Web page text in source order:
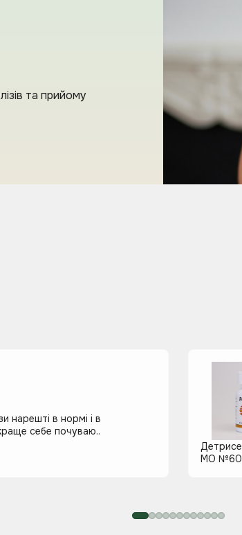
та прийому
нарешті в нормі і в
себе почуваю..
МО №60